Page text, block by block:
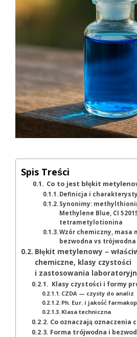
Spis Treści
Co to jest błękit
Definicja i
Synonimy:
Methylene Blue, CI
tetrametylotionina
Wzór chemiczny, masa
bezwodna vs trójwodna
Błękit metylenowy –
chemiczne, klasy czystości
i zastosowania
Klasy czystości i formy
CZDA — czysty do analiz
Ph. Eur. i jakość
Klasa techniczna
Co oznaczają oznaczenia
Forma trójwodna i